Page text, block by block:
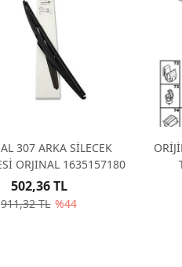
307 ARKA SİLECEK
ORJINAL 1635157180
911,32 TL %44
502,36 TL